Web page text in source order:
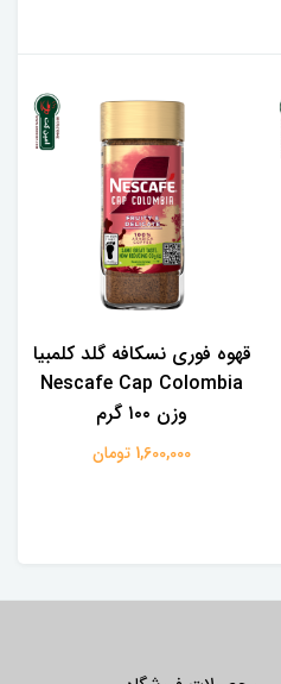
قهوه فوری نسکافه گلد کلمبیا
Nescafe Cap Colombia
وزن ۱۰۰ گرم
1,600,000 تومان